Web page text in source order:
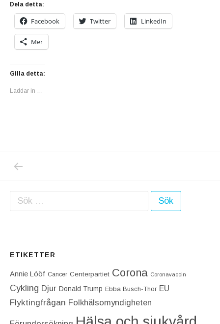
Dela detta:
Facebook Twitter LinkedIn
Mer
Gilla detta:
Laddar in …
Inläggsnavigering
Sök efter:
ETIKETTER
Annie Lööf Cancer Centerpartiet‎ Corona Coronavaccin
Cykling Djur Donald Trump Ebba Busch-Thor EU
Flyktingfrågan Folkhälsomyndigheten